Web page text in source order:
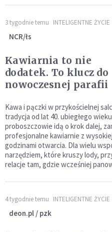
3 tygodnie temu INTELIGENTNE ŻYCIE
NCR/łs
Kawiarnia to nie
dodatek. To klucz do
nowoczesnej parafii
Kawa i pączki w przykościelnej
tradycja od lat 40. ubiegłego
proboszczowie idą o krok dalej,
profesjonalne kawiarnie z
godzinami otwarcia. Dla wielu
narzędziem, które kruszy lody,
relacje tam, gdzie wcześniej
4 tygodnie temu INTELIGENTNE ŻYCIE
deon.pl / pzk